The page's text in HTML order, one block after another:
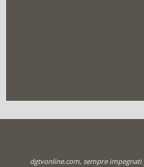
dgtvonline.com, sempre